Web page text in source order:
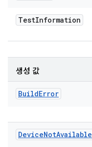
TestInformation
생성 값
BuildError
DeviceNotAvailable